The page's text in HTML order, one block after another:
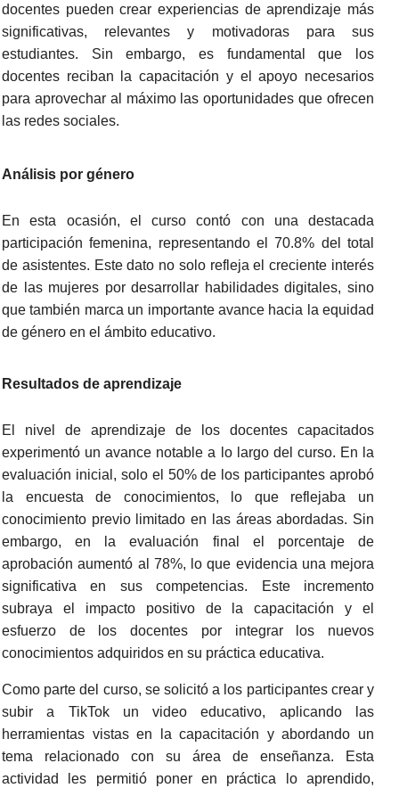
docentes pueden crear experiencias de aprendizaje más
significativas, relevantes y motivadoras para sus
estudiantes. Sin embargo, es fundamental que los
docentes reciban la capacitación y el apoyo necesarios
para aprovechar al máximo las oportunidades que ofrecen
las redes sociales.
Análisis por género
En esta ocasión, el curso contó con una destacada
participación femenina, representando el 70.8% del total
de asistentes. Este dato no solo refleja el creciente interés
de las mujeres por desarrollar habilidades digitales, sino
que también marca un importante avance hacia la equidad
de género en el ámbito educativo.
Resultados de aprendizaje
El nivel de aprendizaje de los docentes capacitados
experimentó un avance notable a lo largo del curso. En la
evaluación inicial, solo el 50% de los participantes aprobó
la encuesta de conocimientos, lo que reflejaba un
conocimiento previo limitado en las áreas abordadas. Sin
embargo, en la evaluación final el porcentaje de
aprobación aumentó al 78%, lo que evidencia una mejora
significativa en sus competencias. Este incremento
subraya el impacto positivo de la capacitación y el
esfuerzo de los docentes por integrar los nuevos
conocimientos adquiridos en su práctica educativa.
Como parte del curso, se solicitó a los participantes crear y
subir a TikTok un video educativo, aplicando las
herramientas vistas en la capacitación y abordando un
tema relacionado con su área de enseñanza. Esta
actividad les permitió poner en práctica lo aprendido,